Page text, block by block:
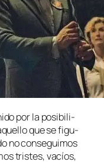
por la po­si­bi­li­
que se fi­gu­
no con­se­gui­mos
tris­tes, va­cíos,